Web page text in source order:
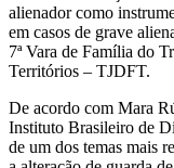
alienador como
em casos de grave
7ª Vara de Família do
Territórios – TJDFT.
De acordo com Mara
Instituto Brasileiro de
de um dos temas mais